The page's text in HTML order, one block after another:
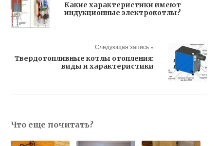
Какие характеристики имеют
индукционные электрокотлы?
Следующая запись »
Твердотопливные котлы отопления:
виды и характеристики
Что еще почитать?